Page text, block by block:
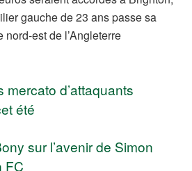
gauche de 23 ans passe sa
est de l’Angleterre
d’attaquants
été
sur l’avenir de Simon
FC